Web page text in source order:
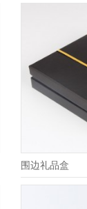
围边礼品盒